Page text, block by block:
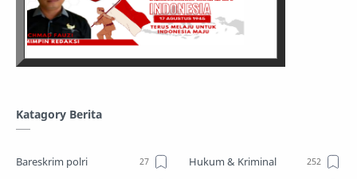
Katagory Berita
Bareskrim polri
Hukum & Kriminal